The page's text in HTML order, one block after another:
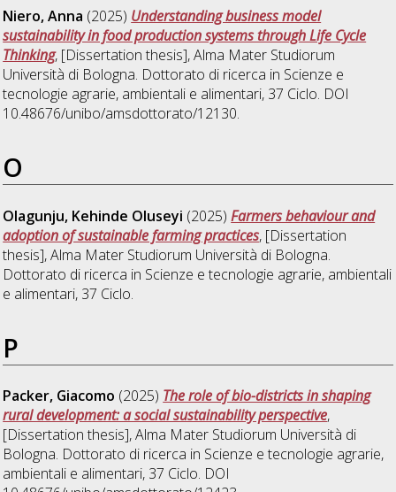
Niero, Anna (2025) Understanding business model
sustainability in food production systems through Life Cycle
Thinking, [Dissertation thesis], Alma Mater Studiorum
Università di Bologna. Dottorato di ricerca in Scienze e
tecnologie agrarie, ambientali e alimentari, 37 Ciclo. DOI
10.48676/unibo/amsdottorato/12130.
O
Olagunju, Kehinde Oluseyi (2025)Farmers behaviour and
adoption of sustainable farming practices, [Dissertation
thesis], Alma Mater Studiorum Università di Bologna.
Dottorato di ricerca in Scienze e tecnologie agrarie, ambientali
e alimentari, 37 Ciclo.
P
Packer, Giacomo (2025) The role of bio-districts in shaping
rural development: a social sustainability perspective,
[Dissertation thesis], Alma Mater Studiorum Università di
Bologna. Dottorato di ricerca in Scienze e tecnologie agrarie,
ambientali e alimentari, 37 Ciclo. DOI